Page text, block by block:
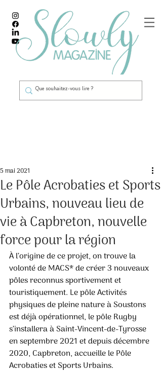
Le Pôle Acrobaties et Sports
Urbains, nouveau lieu de
vie à Capbreton, nouvelle
force pour la région
5 mai 2021
À l’origine de ce projet, on trouve la
volonté de MACS* de créer 3 nouveaux
pôles reconnus sportivement et
touristiquement. Le pôle Activités
physiques de pleine nature à Soustons
est déjà opérationnel, le pôle Rugby
s’installera à Saint-Vincent-de-Tyrosse
en septembre 2021 et depuis décembre
2020, Capbreton, accueille le Pôle
Acrobaties et Sports Urbains.